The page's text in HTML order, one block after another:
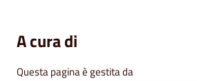
A cura di
Questa pagina è gestita da